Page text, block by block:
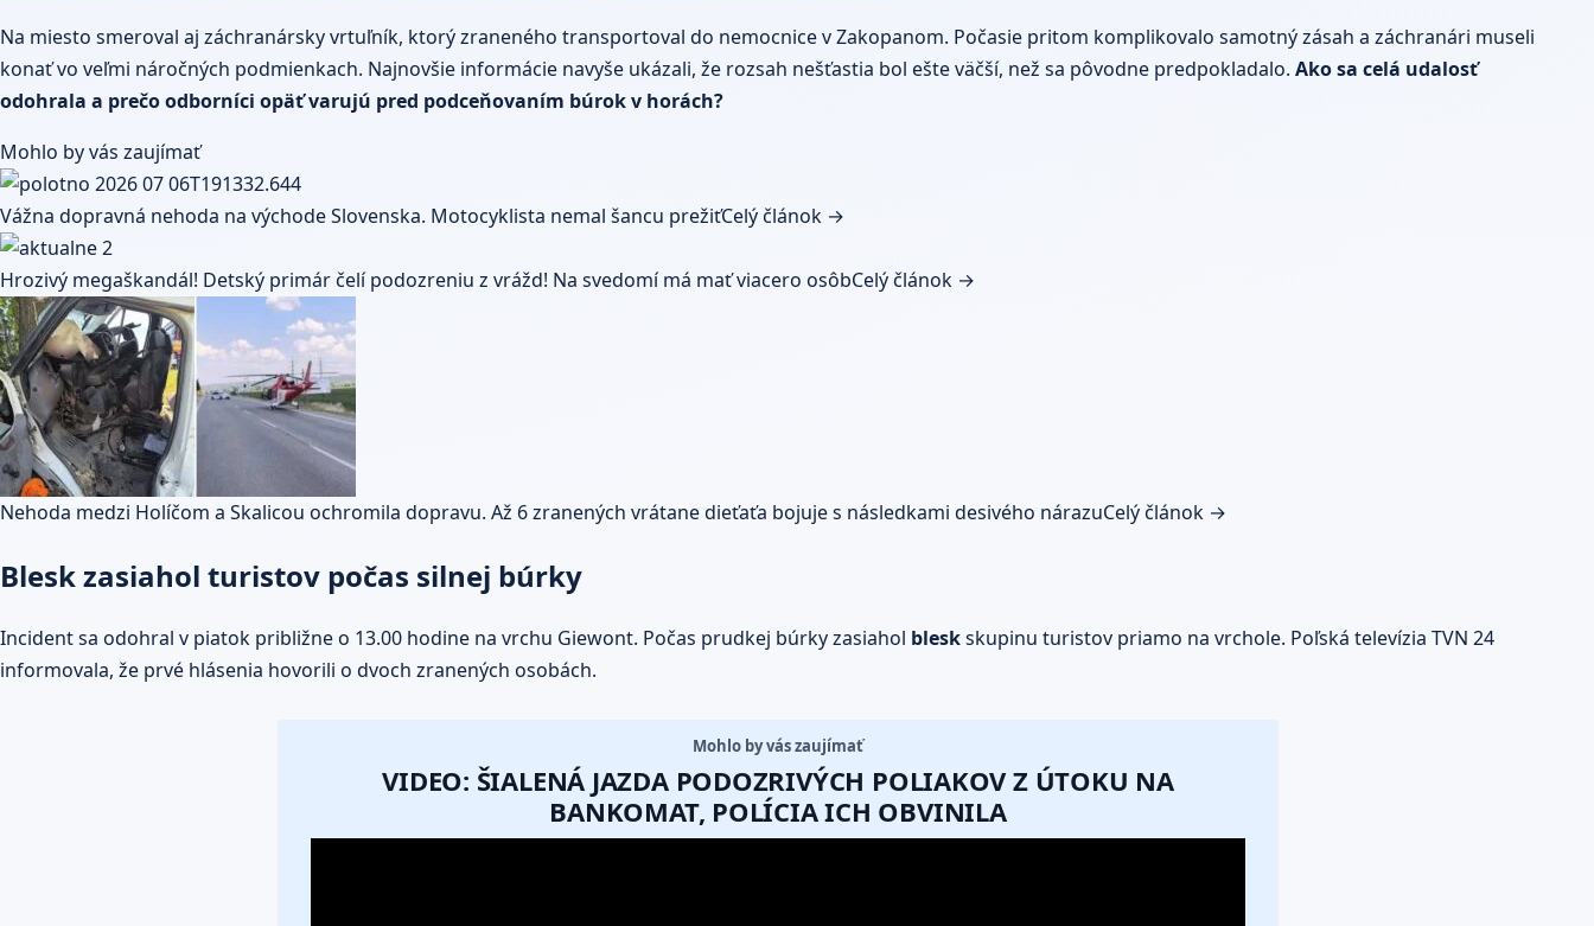
Na miesto smeroval aj záchranársky vrtuľník, ktorý zraneného transportoval do nemocnice v Zakopanom. Počasie pritom komplikovalo samotný zásah a záchranári museli
konať vo veľmi náročných podmienkach. Najnovšie informácie navyše ukázali, že rozsah nešťastia bol ešte väčší, než sa pôvodne predpokladalo. Ako sa celá udalosť
odohrala a prečo odborníci opäť varujú pred podceňovaním búrok v horách?
Mohlo by vás zaujímať
Vážna dopravná nehoda na východe Slovenska. Motocyklista nemal šancu prežiťCelý článok →
Hrozivý megaškandál! Detský primár čelí podozreniu z vrážd! Na svedomí má mať viacero osôbCelý článok →
Nehoda medzi Holíčom a Skalicou ochromila dopravu. Až 6 zranených vrátane dieťaťa bojuje s následkami desivého nárazuCelý článok →
Blesk zasiahol turistov počas silnej búrky
Incident sa odohral v piatok približne o 13.00 hodine na vrchu Giewont. Počas prudkej búrky zasiahol bleskskupinu turistov priamo na vrchole. Poľská televízia TVN 24
informovala, že prvé hlásenia hovorili o dvoch zranených osobách.
Mohlo by vás zaujímať
VIDEO: ŠIALENÁ JAZDA PODOZRIVÝCH POLIAKOV Z ÚTOKU NA
BANKOMAT, POLÍCIA ICH OBVINILA